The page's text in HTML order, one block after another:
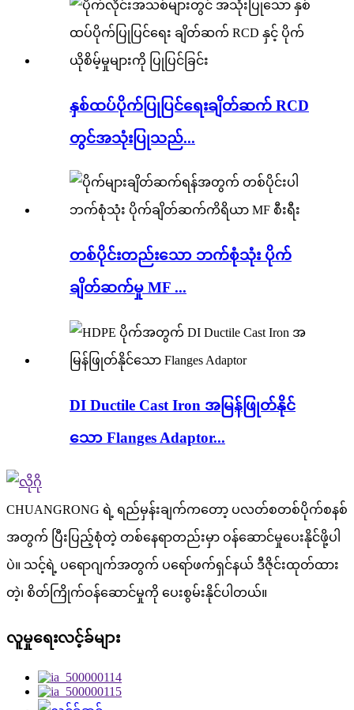
နှစ်ထပ်ပိုက်ပြုပြင်ရေးချိတ်ဆက် RCD
တွင်အသုံးပြုသည်...
တစ်ပိုင်းတည်းသော ဘက်စုံသုံး ပိုက်
ချိတ်ဆက်မှု MF ...
DI Ductile Cast Iron အမြန်ဖြုတ်နိုင်
သော Flanges Adaptor...
CHUANGRONG ရဲ့ ရည်မှန်းချက်ကတော့ ပလတ်စတစ်ပိုက်စနစ်
အတွက် ပြီးပြည့်စုံတဲ့ တစ်နေရာတည်းမှာ ဝန်ဆောင်မှုပေးနိုင်ဖို့ပါ
ပဲ။ သင့်ရဲ့ ပရောဂျက်အတွက် ပရော်ဖက်ရှင်နယ် ဒီဇိုင်းထုတ်ထား
တဲ့၊ စိတ်ကြိုက်ဝန်ဆောင်မှုကို ပေးစွမ်းနိုင်ပါတယ်။
လူမှုရေးလင့်ခ်များ